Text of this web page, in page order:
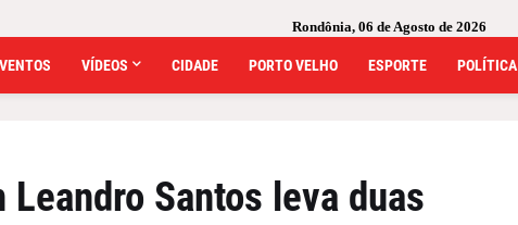
Rondônia, 06 de Agosto de 2026
VÍDEOS CIDADE PORTO VELHO ESPORTE POLÍTICA
Leandro Santos leva duas